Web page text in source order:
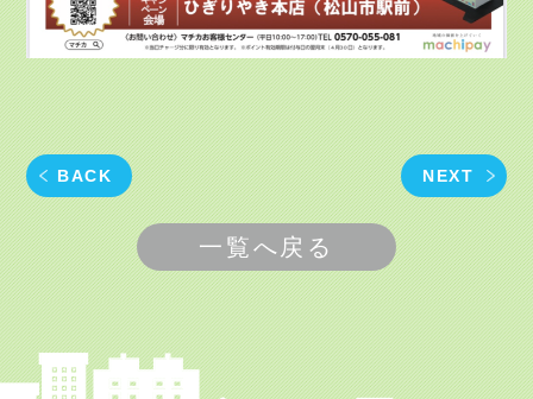
BACK NEXT
一覧へ戻る